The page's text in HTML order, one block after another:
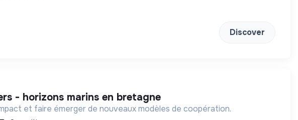
Discover
- horizons marins en bretagne
à impact et faire émerger de nouveaux modèles de coopération.